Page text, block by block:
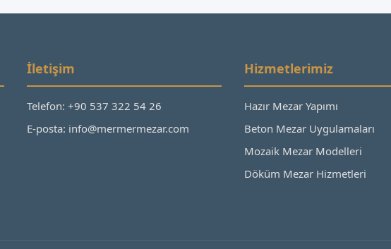
İletişim
Telefon: +90 537 322 54 26
E-posta: info@mermermezar.com
Hizmetlerimiz
Hazır Mezar Yapımı
Beton Mezar Uygulamaları
Mozaik Mezar Modelleri
Döküm Mezar Hizmetleri